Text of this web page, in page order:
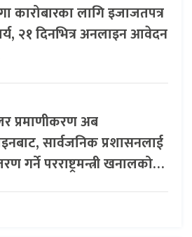
कारोबारका लागि इजाजतपत्र
२१ दिनभित्र अनलाइन आवेदन
प्रमाणीकरण अब
सार्वजनिक प्रशासनलाई
गर्ने परराष्ट्रमन्त्री खनालको…